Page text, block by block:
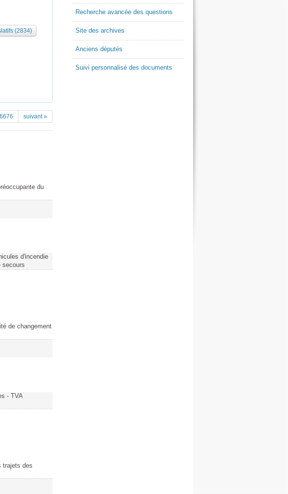
(2834)
suivant »
du
d'incendie
secours
de changement
- TVA
trajets des
Recherche avancée des questions
Site des archives
Anciens députés
Suivi personnalisé des documents